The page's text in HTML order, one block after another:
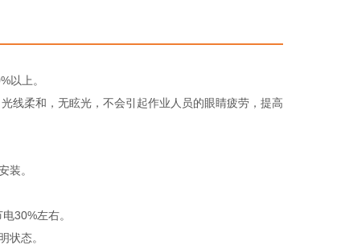
以上。
线柔和，无眩光，不会引起作业人员的眼睛疲劳，提高
装。
30%左右。
状态。